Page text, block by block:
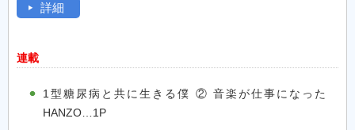
詳細
連載
1型糖尿病と共に生きる僕 ② 音楽が仕事になった
HANZO…1P